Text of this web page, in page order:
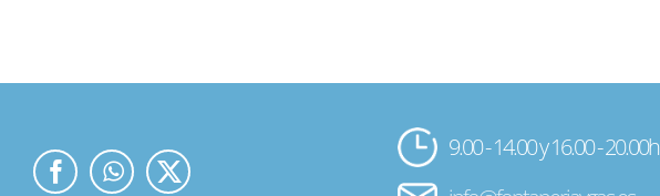
9.00 - 14.00 y 16.00 - 20.00h